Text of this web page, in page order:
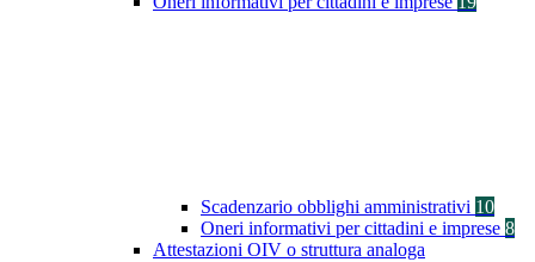
Scadenzario obblighi amministrativi 10
Oneri informativi per cittadini e imprese 8
Attestazioni OIV o struttura analoga